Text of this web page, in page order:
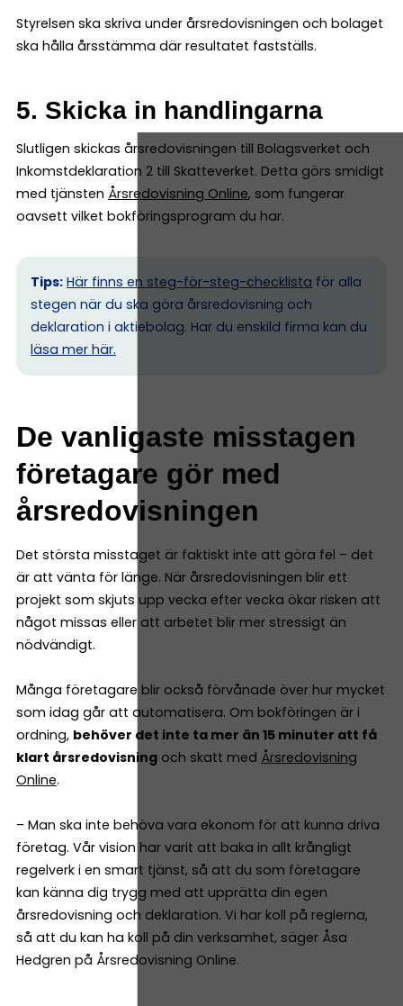
Styrelsen ska skriva under årsredovisningen och bolaget
ska hålla årsstämma där resultatet fastställs.
5. Skicka in handlingarna
Slutligen skickas årsredovisningen till Bolagsverket och
Inkomstdeklaration 2 till Skatteverket. Detta görs smidigt
med tjänsten Årsredovisning Online, som fungerar
oavsett vilket bokföringsprogram du har.
Tips: Här finns en steg-för-steg-checklista för alla
stegen när du ska göra årsredovisning och
deklaration i aktiebolag. Har du enskild firma kan du
läsa mer här.
De vanligaste misstagen
företagare gör med
årsredovisningen
Det största misstaget är faktiskt inte att göra fel – det
är att vänta för länge. När årsredovisningen blir ett
projekt som skjuts upp vecka efter vecka ökar risken att
något missas eller att arbetet blir mer stressigt än
nödvändigt.
Många företagare blir också förvånade över hur mycket
som idag går att automatisera. Om bokföringen är i
ordning, behöver det inte ta mer än 15 minuter att få
klart årsredovisning och skatt med Årsredovisning
Online.
– Man ska inte behöva vara ekonom för att kunna driva
företag. Vår vision har varit att baka in allt krångligt
regelverk i en smart tjänst, så att du som företagare
kan känna dig trygg med att upprätta din egen
årsredovisning och deklaration. Vi har koll på reglerna,
så att du kan ha koll på din verksamhet, säger Åsa
Hedgren på Årsredovisning Online.